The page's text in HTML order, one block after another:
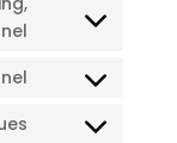
recaptcha
service
maps
Consent
service
Consent
Consent